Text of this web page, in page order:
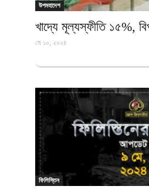
উপমহাদেশ
খাদ্যে মূল্যস্ফীতি ১৫%,
মে ১০, ২০২৪
ফিলিস্তিন